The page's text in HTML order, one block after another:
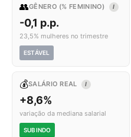
👥GÊNERO (% FEMININO) I
-0,1 p.p.
23,5% mulheres no trimestre
ESTÁVEL
💰SALÁRIO REAL I
+8,6%
variação da mediana salarial
SUBINDO